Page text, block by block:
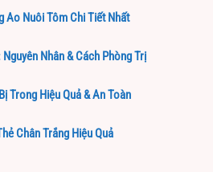
Ao Nuôi Tôm Chi Tiết Nhất
Nhân & Cách Phòng Trị
Trong Hiệu Quả & An Toàn
Chân Trắng Hiệu Quả